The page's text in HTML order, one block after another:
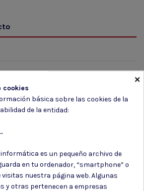
Marca
a nuestro boletín
×
cookies
básica sobre las cookies de la
de la entidad:
es un pequeño archivo de
en tu ordenador, “smartphone” o
nuestra página web. Algunas
y otras pertenecen a empresas